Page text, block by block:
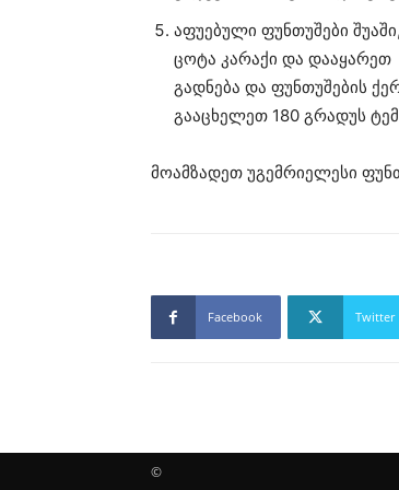
აფუებული ფუნთუშები
ცოტა კარაქი და დააყარეთ
გადნება და ფუნთუშების
გააცხელეთ 180 გრადუს
მოამზადეთ უგემრიელესი
Facebook Twitter
©